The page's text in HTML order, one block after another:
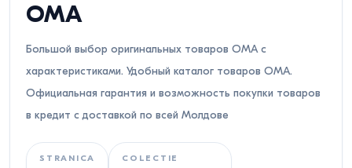
OMA
Большой выбор оригинальных товаров OMA с
характеристиками. Удобный каталог товаров OMA.
Официальная гарантия и возможность покупки товаров
в кредит с доставкой по всей Молдове
STRANICA COLECTIE